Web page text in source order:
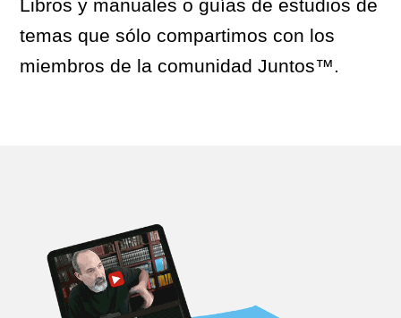
Libros y manuales o guías de estudios de
temas que sólo compartimos con los
miembros de la comunidad Juntos™.